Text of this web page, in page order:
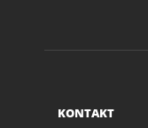
KONTAKT